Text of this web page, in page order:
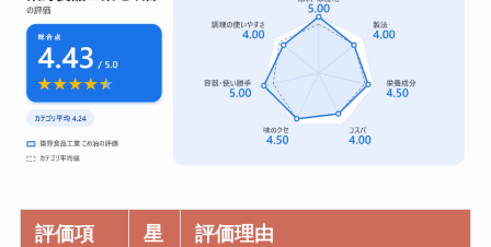
評価項
星
評価理由